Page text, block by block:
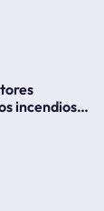
incendios